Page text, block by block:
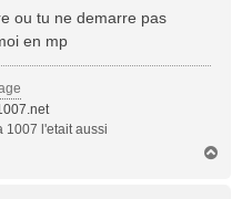
ou tu ne demarre pas
en mp
1007 l'etait aussi